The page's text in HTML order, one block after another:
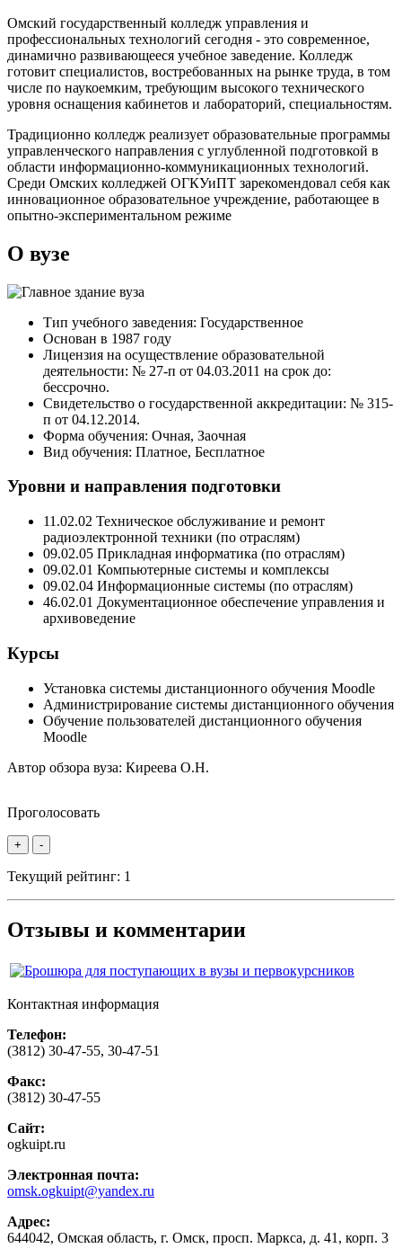
Омский государственный колледж управления и
профессиональных технологий сегодня - это современное,
динамично развивающееся учебное заведение. Колледж
готовит специалистов, востребованных на рынке труда, в том
числе по наукоемким, требующим высокого технического
уровня оснащения кабинетов и лабораторий, специальностям.
Традиционно колледж реализует образовательные программы
управленческого направления с углубленной подготовкой в
области информационно-коммуникационных технологий.
Среди Омских колледжей ОГКУиПТ зарекомендовал себя как
инновационное образовательное учреждение, работающее в
опытно-экспериментальном режиме
О вузе
Тип учебного заведения: Государственное
Основан в 1987 году
Лицензия на осуществление образовательной
деятельности: № 27-п от 04.03.2011 на срок до:
бессрочно.
Свидетельство о государственной аккредитации: № 315-
п от 04.12.2014.
Форма обучения: Очная, Заочная
Вид обучения: Платное, Бесплатное
Уровни и направления подготовки
11.02.02 Техническое обслуживание и ремонт
радиоэлектронной техники (по отраслям)
09.02.05 Прикладная информатика (по отраслям)
09.02.01 Компьютерные системы и комплексы
09.02.04 Информационные системы (по отраслям)
46.02.01 Документационное обеспечение управления и
архивоведение
Курсы
Установка системы дистанционного обучения Moodle
Администрирование системы дистанционного обучения
Обучение пользователей дистанционного обучения
Moodle
Автор обзора вуза: Киреева О.Н.
Проголосовать
+ -
Текущий рейтинг: 1
Отзывы и комментарии
Контактная информация
Телефон:
(3812) 30-47-55, 30-47-51
Факс:
(3812) 30-47-55
Сайт:
ogkuipt.ru
Электронная почта:
omsk.ogkuipt@yandex.ru
Адрес:
644042, Омская область, г. Омск, просп. Маркса, д. 41, корп. 3